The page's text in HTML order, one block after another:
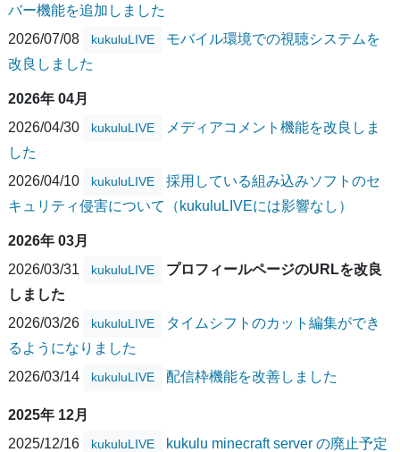
バー機能を追加しました
2026/07/08
kukuluLIVE
モバイル環境での視聴システムを
改良しました
2026年 04月
2026/04/30
kukuluLIVE
メディアコメント機能を改良しま
した
2026/04/10
kukuluLIVE
採用している組み込みソフトのセ
キュリティ侵害について（kukuluLIVEには影響なし）
2026年 03月
2026/03/31
kukuluLIVE
プロフィールページのURLを改良
しました
2026/03/26
kukuluLIVE
タイムシフトのカット編集ができ
るようになりました
2026/03/14
kukuluLIVE 配信枠機能を改善しました
2025年 12月
2025/12/16
kukuluLIVE
kukulu minecraft server の廃止予定